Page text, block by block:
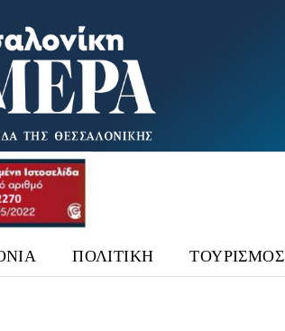
ΠΟΛΙΤΙΚΗ ΤΟΥΡΙΣΜΟΣ